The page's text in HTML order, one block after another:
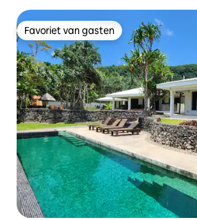
Favoriet van gasten
Favoriet van gasten